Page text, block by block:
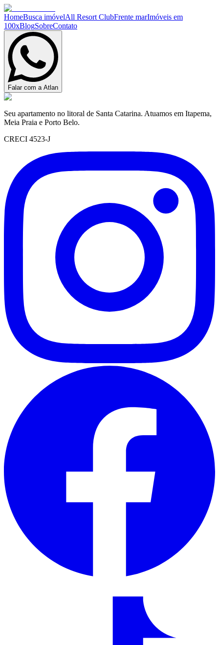
HomeBusca imóvelAll Resort ClubFrente marImóveis em
100xBlogSobreContato
Falar com a Atlan
Seu apartamento no litoral de Santa Catarina. Atuamos em Itapema,
Meia Praia e Porto Belo.
CRECI 4523-J